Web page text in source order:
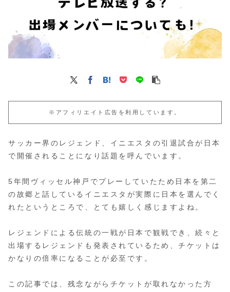
※アフィリエイト広告を利用しています。
サッカー界のレジェンド、イニエスタの引退試合が日本
で開催されることになり話題を呼んでいます。
5年間ヴィッセル神戸でプレーしていたため日本を第二
の故郷と話しているイニエスタが実際に日本を選んでく
れたというところで、とても嬉しく感じますよね。
レジェンドによる伝統の一戦が日本で観戦でき、続々と
出場するレジェンドも発表されているため、チケットは
かなりの倍率になることが必至です。
この記事では、残念ながらチケットが取れなかった方